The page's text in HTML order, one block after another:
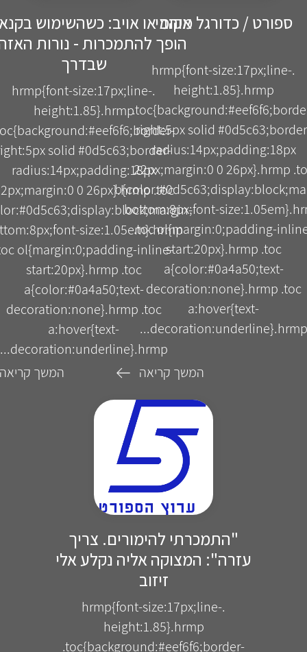
ספורט / כדורגל מקומי
.hrmp{font-size:17px;line-
height:1.85}.hrmp
right:5px solid
radius:14px;padding:18px
22px;margin:0 0 26px}.hrmp
bottom:8px;font-
.toc ol{margin:0;padding-
start:20px}.hrmp .toc
a{color:#0a4a50;text-
decoration:none}.hrmp .toc
a:hover{text-
decoration:underline}.hrmp...
המשך קריאה
אוהב או אויב: כשהשימוש
הופך להתמכרות - נורות
שבדרך
.hrmp{font-size:17px;line-
height:1.85}.hrmp
solid #0d5c63;border-
radius:14px;padding:18px
0 26px}.hrmp .toc
size:1.05em}.hrmp
ol{margin:0;padding-inline-
start:20px}.hrmp .toc
a{color:#0a4a50;text-
decoration:none}.hrmp .toc
a:hover{text-
decoration:underline}.hrmp...
המשך קריאה
"התמכרתי להימורים. צריך
עזרה": המצוקה אליה נקלע אלי
זיזוב
.hrmp{font-size:17px;line-
height:1.85}.hrmp
.toc{background:#eef6f6;border-